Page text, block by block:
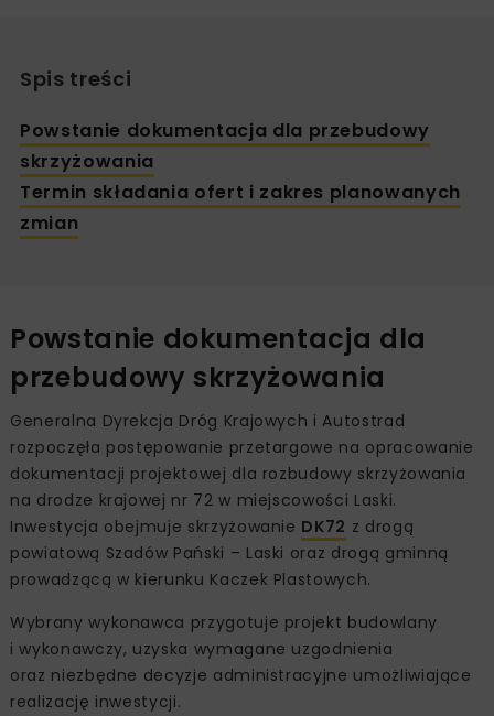
Spis treści
Powstanie dokumentacja dla przebudowy
skrzyżowania
Termin składania ofert i zakres planowanych
zmian
Powstanie dokumentacja dla
przebudowy skrzyżowania
Generalna Dyrekcja Dróg Krajowych i Autostrad
rozpoczęła postępowanie przetargowe na opracowanie
dokumentacji projektowej dla rozbudowy skrzyżowania
na drodze krajowej nr 72 w miejscowości Laski.
Inwestycja obejmuje skrzyżowanie DK72 z drogą
powiatową Szadów Pański – Laski oraz drogą gminną
prowadzącą w kierunku Kaczek Plastowych.
Wybrany wykonawca przygotuje projekt budowlany
i wykonawczy, uzyska wymagane uzgodnienia
oraz niezbędne decyzje administracyjne umożliwiające
realizację inwestycji.